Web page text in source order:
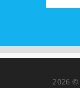
2026 ©